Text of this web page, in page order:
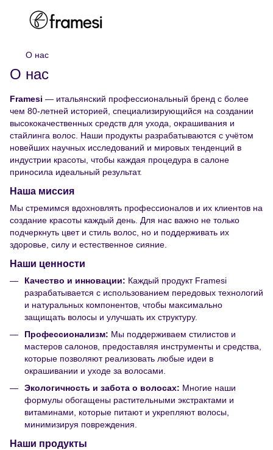
О нас
О нас
Framesi — итальянский профессиональный бренд с более
чем 80-летней историей, специализирующийся на создании
высококачественных средств для ухода, окрашивания и
стайлинга волос. Наши продукты разрабатываются с учётом
новейших научных исследований и мировых тенденций в
индустрии красоты, чтобы каждая процедура в салоне
приносила идеальный результат.
Наша миссия
Мы стремимся вдохновлять профессионалов и их клиентов на
создание красоты каждый день. Для нас важно не только
подчеркнуть цвет и стиль волос, но и поддерживать их
здоровье, силу и естественное сияние.
Наши ценности
Качество и инновации: Каждый продукт Framesi
разрабатывается с использованием передовых технологий
и натуральных компонентов, чтобы максимально
защищать волосы и улучшать их структуру.
Профессионализм: Мы поддерживаем стилистов и
мастеров салонов, предоставляя инструменты и средства,
которые позволяют реализовать любые идеи в
окрашивании и уходе за волосами.
Экологичность и забота о волосах: Многие наши
формулы обогащены растительными экстрактами и
витаминами, которые питают и укрепляют волосы,
минимизируя повреждения.
Наши продукты